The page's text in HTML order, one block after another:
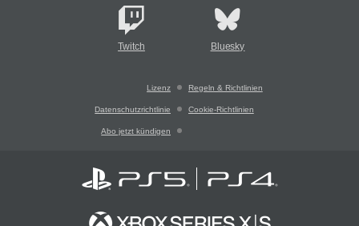
Twitch Bluesky
Lizenz Regeln & Richtlinien
Datenschutzrichtlinie Cookie-Richtlinien
Abo jetzt kündigen